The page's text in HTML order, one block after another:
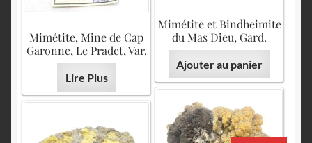
Mimétite et Bindheimite
du Mas Dieu, Gard.
Ajouter au panier
Mimétite, Mine de Cap
Garonne, Le Pradet, Var.
Lire Plus